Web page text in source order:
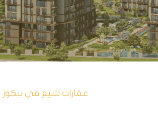
عقارات للبيع في بيكوز